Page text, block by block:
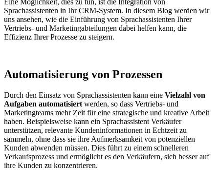
Sprachassistenten in Ihr CRM-System. In diesem Blog werden wir
uns ansehen, wie die Einführung von Sprachassistenten Ihrer
Vertriebs- und Marketingabteilungen dabei helfen kann, die
Effizienz Ihrer Prozesse zu steigern.
Automatisierung von Prozessen
Durch den Einsatz von Sprachassistenten kann eine Vielzahl von
Aufgaben automatisiert werden, so dass Vertriebs- und
Marketingteams mehr Zeit für eine strategische und kreative Arbeit
haben. Beispielsweise kann ein Sprachassistent Verkäufer
unterstützen, relevante Kundeninformationen in Echtzeit zu
sammeln, ohne dass sie ihre Aufmerksamkeit von potenziellen
Kunden abwenden müssen. Dies führt zu einem schnelleren
Verkaufsprozess und ermöglicht es den Verkäufern, sich besser auf
ihre Kunden zu konzentrieren.